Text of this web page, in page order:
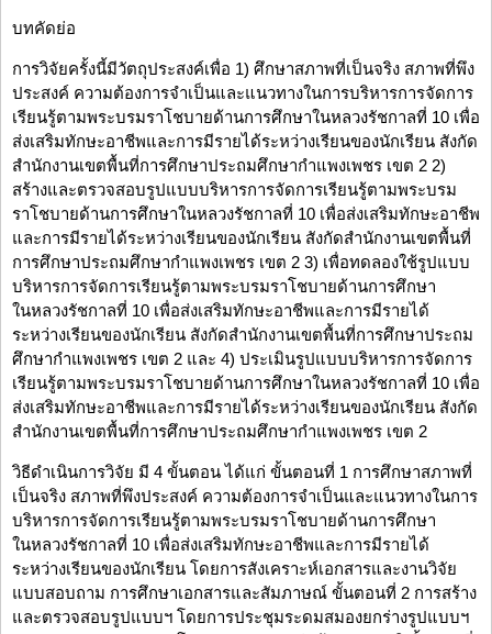
บทคัดย่อ
การวิจัยครั้งนี้มีวัตถุประสงค์เพื่อ 1) ศึกษาสภาพที่เป็นจริง สภาพที่พึง
ประสงค์ ความต้องการจำเป็นและแนวทางในการบริหารการจัดการ
เรียนรู้ตามพระบรมราโชบายด้านการศึกษาในหลวงรัชกาลที่ 10 เพื่อ
ส่งเสริมทักษะอาชีพและการมีรายได้ระหว่างเรียนของนักเรียน สังกัด
สำนักงานเขตพื้นที่การศึกษาประถมศึกษากำแพงเพชร เขต 2 2)
สร้างและตรวจสอบรูปแบบบริหารการจัดการเรียนรู้ตามพระบรม
ราโชบายด้านการศึกษาในหลวงรัชกาลที่ 10 เพื่อส่งเสริมทักษะอาชีพ
และการมีรายได้ระหว่างเรียนของนักเรียน สังกัดสำนักงานเขตพื้นที่
การศึกษาประถมศึกษากำแพงเพชร เขต 2 3) เพื่อทดลองใช้รูปแบบ
บริหารการจัดการเรียนรู้ตามพระบรมราโชบายด้านการศึกษา
ในหลวงรัชกาลที่ 10 เพื่อส่งเสริมทักษะอาชีพและการมีรายได้
ระหว่างเรียนของนักเรียน สังกัดสำนักงานเขตพื้นที่การศึกษาประถม
ศึกษากำแพงเพชร เขต 2 และ 4) ประเมินรูปแบบบริหารการจัดการ
เรียนรู้ตามพระบรมราโชบายด้านการศึกษาในหลวงรัชกาลที่ 10 เพื่อ
ส่งเสริมทักษะอาชีพและการมีรายได้ระหว่างเรียนของนักเรียน สังกัด
สำนักงานเขตพื้นที่การศึกษาประถมศึกษากำแพงเพชร เขต 2
วิธีดำเนินการวิจัย มี 4 ขั้นตอน ได้แก่ ขั้นตอนที่ 1 การศึกษาสภาพที่
เป็นจริง สภาพที่พึงประสงค์ ความต้องการจำเป็นและแนวทางในการ
บริหารการจัดการเรียนรู้ตามพระบรมราโชบายด้านการศึกษา
ในหลวงรัชกาลที่ 10 เพื่อส่งเสริมทักษะอาชีพและการมีรายได้
ระหว่างเรียนของนักเรียน โดยการสังเคราะห์เอกสารและงานวิจัย
แบบสอบถาม การศึกษาเอกสารและสัมภาษณ์ ขั้นตอนที่ 2 การสร้าง
และตรวจสอบรูปแบบฯ โดยการประชุมระดมสมองยกร่างรูปแบบฯ